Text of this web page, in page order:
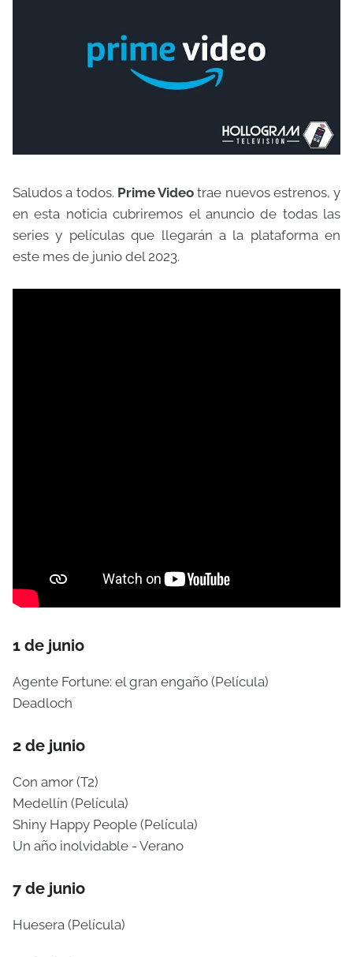
Saludos a todos. Prime Video trae nuevos estrenos, y
en esta noticia cubriremos el anuncio de todas las
series y películas que llegarán a la plataforma en
este mes de junio del 2023.
1 de junio
Agente Fortune: el gran engaño (Película)
Deadloch
2 de junio
Con amor (T2)
Medellín (Película)
Shiny Happy People (Película)
Un año inolvidable - Verano
7 de junio
Huesera (Película)